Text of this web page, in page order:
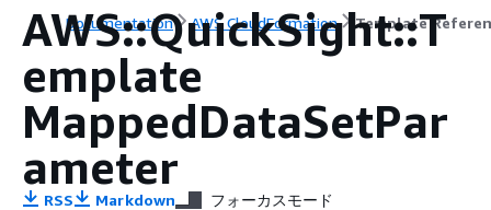
Documentation AWS CloudFormation Template
AWS::QuickSight::T
emplate
MappedDataSetPar
ameter
RSS Markdown フォーカスモード